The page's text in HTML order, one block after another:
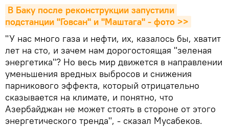
В Баку после реконструкции запустили
подстанции "Говсан" и "Маштага" - фото >>
"У нас много газа и нефти, их, казалось бы, хватит
лет на сто, и зачем нам дорогостоящая "зеленая
энергетика"? Но весь мир движется в направлении
уменьшения вредных выбросов и снижения
парникового эффекта, который отрицательно
сказывается на климате, и понятно, что
Азербайджан не может стоять в стороне от этого
энергетического тренда", - сказал Мусабеков.